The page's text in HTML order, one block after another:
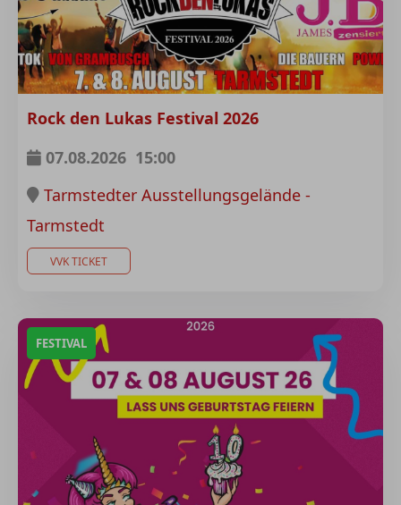
Rock den Lukas Festival 2026
07.08.2026 15:00
Tarmstedter Ausstellungsgelände -
Tarmstedt
VVK TICKET
FESTIVAL